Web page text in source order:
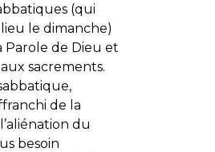
(qui
le dimanche)
de Dieu et
sacrements.
de la
du
besoin